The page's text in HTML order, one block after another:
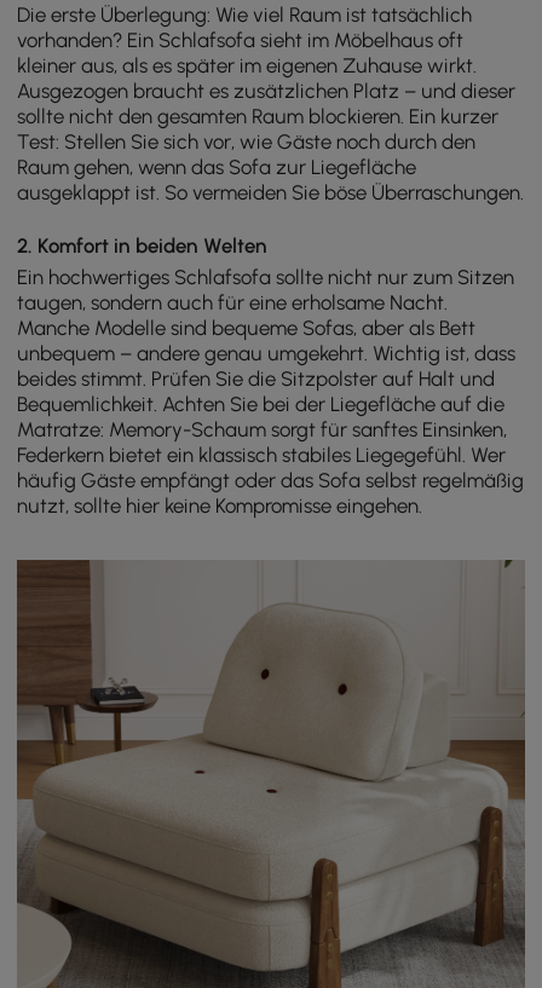
Die erste Überlegung: Wie viel Raum ist tatsächlich
vorhanden? Ein Schlafsofa sieht im Möbelhaus oft
kleiner aus, als es später im eigenen Zuhause wirkt.
Ausgezogen braucht es zusätzlichen Platz – und dieser
sollte nicht den gesamten Raum blockieren. Ein kurzer
Test: Stellen Sie sich vor, wie Gäste noch durch den
Raum gehen, wenn das Sofa zur Liegefläche
ausgeklappt ist. So vermeiden Sie böse Überraschungen.
2. Komfort in beiden Welten
Ein hochwertiges Schlafsofa sollte nicht nur zum Sitzen
taugen, sondern auch für eine erholsame Nacht.
Manche Modelle sind bequeme Sofas, aber als Bett
unbequem – andere genau umgekehrt. Wichtig ist, dass
beides stimmt. Prüfen Sie die Sitzpolster auf Halt und
Bequemlichkeit. Achten Sie bei der Liegefläche auf die
Matratze: Memory-Schaum sorgt für sanftes Einsinken,
Federkern bietet ein klassisch stabiles Liegegefühl. Wer
häufig Gäste empfängt oder das Sofa selbst regelmäßig
nutzt, sollte hier keine Kompromisse eingehen.